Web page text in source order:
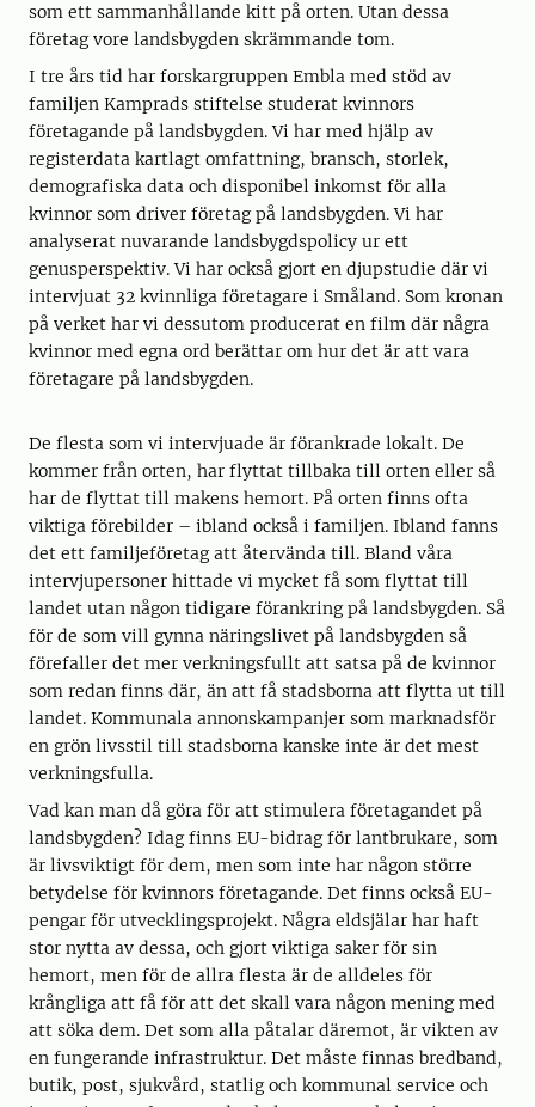
som ett sammanhållande kitt på orten. Utan dessa
företag vore landsbygden skrämmande tom.
I tre års tid har forskargruppen Embla med stöd av
familjen Kamprads stiftelse studerat kvinnors
företagande på landsbygden. Vi har med hjälp av
registerdata kartlagt omfattning, bransch, storlek,
demografiska data och disponibel inkomst för alla
kvinnor som driver företag på landsbygden. Vi har
analyserat nuvarande landsbygdspolicy ur ett
genusperspektiv. Vi har också gjort en djupstudie där vi
intervjuat 32 kvinnliga företagare i Småland. Som kronan
på verket har vi dessutom producerat en film där några
kvinnor med egna ord berättar om hur det är att vara
företagare på landsbygden.
De flesta som vi intervjuade är förankrade lokalt. De
kommer från orten, har flyttat tillbaka till orten eller så
har de flyttat till makens hemort. På orten finns ofta
viktiga förebilder – ibland också i familjen. Ibland fanns
det ett familjeföretag att återvända till. Bland våra
intervjupersoner hittade vi mycket få som flyttat till
landet utan någon tidigare förankring på landsbygden. Så
för de som vill gynna näringslivet på landsbygden så
förefaller det mer verkningsfullt att satsa på de kvinnor
som redan finns där, än att få stadsborna att flytta ut till
landet. Kommunala annonskampanjer som marknadsför
en grön livsstil till stadsborna kanske inte är det mest
verkningsfulla.
Vad kan man då göra för att stimulera företagandet på
landsbygden? Idag finns EU-bidrag för lantbrukare, som
är livsviktigt för dem, men som inte har någon större
betydelse för kvinnors företagande. Det finns också EU-
pengar för utvecklingsprojekt. Några eldsjälar har haft
stor nytta av dessa, och gjort viktiga saker för sin
hemort, men för de allra flesta är de alldeles för
krångliga att få för att det skall vara någon mening med
att söka dem. Det som alla påtalar däremot, är vikten av
en fungerande infrastruktur. Det måste finnas bredband,
butik, post, sjukvård, statlig och kommunal service och